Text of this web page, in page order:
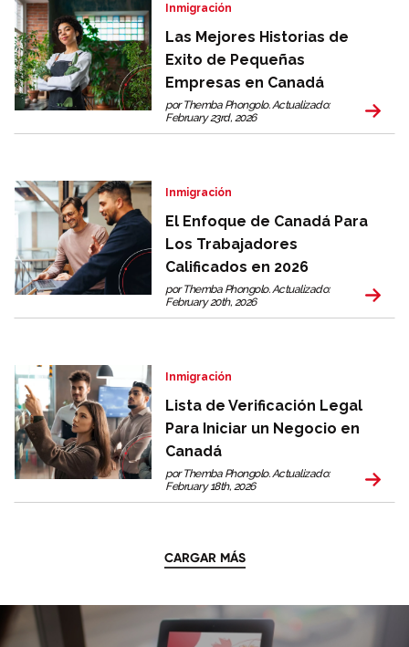
Inmigración
Las Mejores Historias de
Exito de Pequeñas
Empresas en Canadá
por Themba Phongolo. Actualizado:
February 23rd, 2026
Inmigración
El Enfoque de Canadá Para
Los Trabajadores
Calificados en 2026
por Themba Phongolo. Actualizado:
February 20th, 2026
Inmigración
Lista de Verificación Legal
Para Iniciar un Negocio en
Canadá
por Themba Phongolo. Actualizado:
February 18th, 2026
CARGAR MÁS